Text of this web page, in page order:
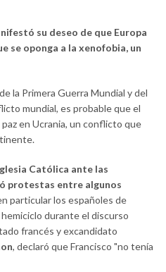
su deseo de que Europa
se oponga a la xenofobia, un
la Primera Guerra Mundial y del
mundial, es probable que el
en Ucrania, un conflicto que
Católica ante las
protestas entre algunos
particular los españoles de
durante el discurso
francés y excandidato
, declaró que Francisco "no tenía